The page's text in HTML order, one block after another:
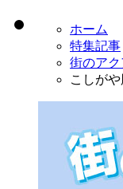
ホーム
特集記事
街のアク
こしが